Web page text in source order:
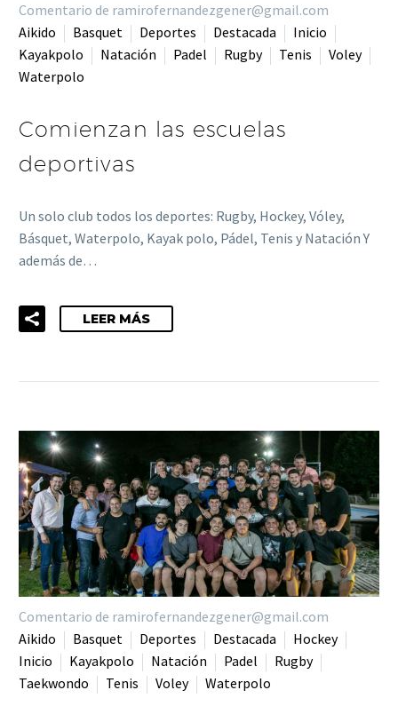
Comentario de ramirofernandezgener@gmail.com
Aikido
Basquet Deportes Destacada
Inicio
Kayakpolo
Natación Padel Rugby Tenis
Voley
Waterpolo
Comienzan las escuelas
deportivas
Un solo club todos los deportes: Rugby, Hockey, Vóley,
Básquet, Waterpolo, Kayak polo, Pádel, Tenis y Natación Y
además de…
LEER MÁS
Comentario de ramirofernandezgener@gmail.com
Aikido
Basquet Deportes Destacada
Hockey
Inicio
Kayakpolo Natación Padel
Rugby
Taekwondo
Tenis Voley Waterpolo